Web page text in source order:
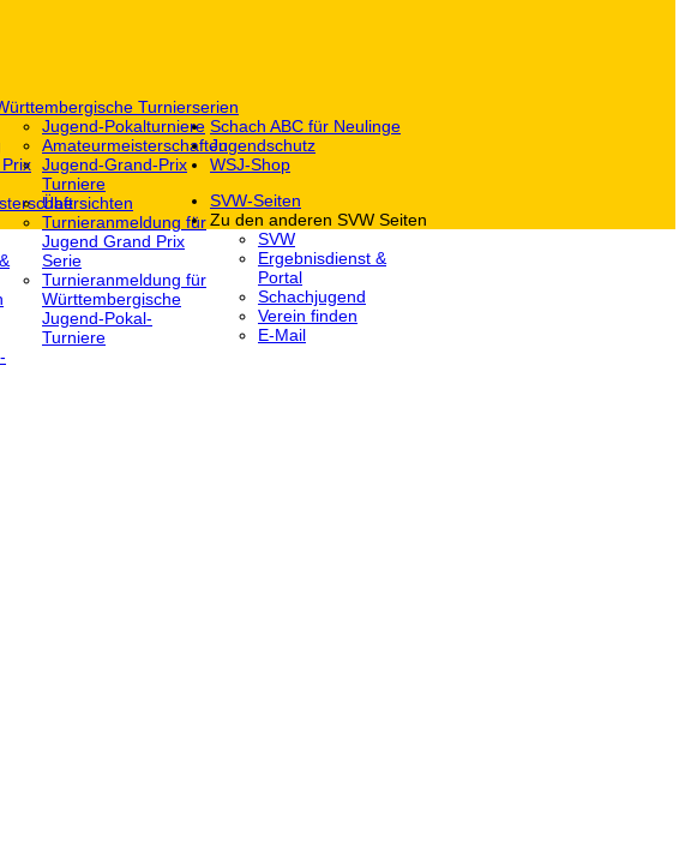
Turnierserien
Jugend-Pokalturniere
Amateurmeisterschaften
Jugend-Grand-Prix
Turniere
Übersichten
Turnieranmeldung für
Jugend Grand Prix
Serie
Turnieranmeldung für
Württembergische
Jugend-Pokal-
Turniere
Schach ABC für Neulinge
Jugendschutz
WSJ-Shop
SVW-Seiten
Zu den anderen SVW Seiten
SVW
Ergebnisdienst &
Portal
Schachjugend
Verein finden
E-Mail